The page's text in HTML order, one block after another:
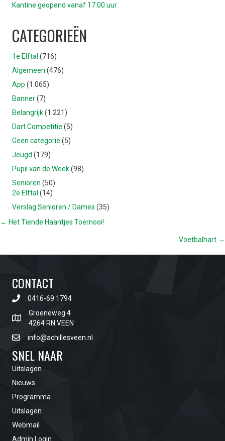
Kantine geopend vanaf 17:00 uur
CATEGORIEËN
1e Elftal (716)
Algemeen (476)
App (1.065)
Banner(7)
Belangrijk(1.221)
Dart Competitie (5)
Geen categorie (5)
Jeugd (179)
Pupil van de Week(98)
Senioren (50)
2e Elftal (14)
Verslag Senioren / Dames (35)
POSTS
← Het Tiende Haantjes Toernooi!
Voetbalhart →
CONTACT
0416-69 1794
Groeneweg 4
4264 RN VEEN
info@achillesveen.nl
SNEL NAAR
Uitslagen
Nieuws
Programma
Uitslagen
Webmail
Admin Login